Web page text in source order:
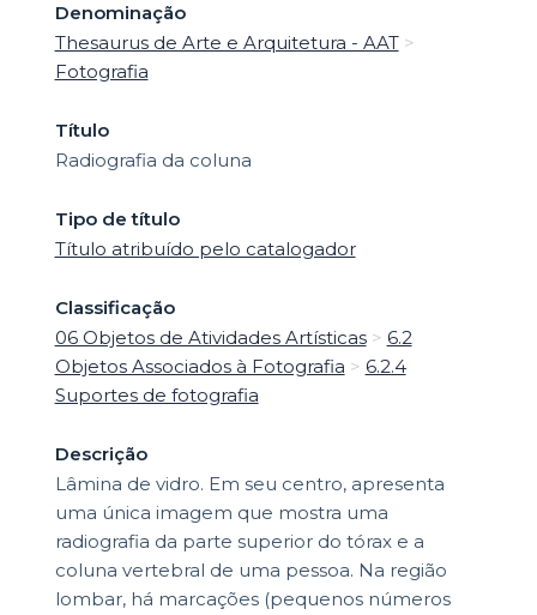
Denominação
Thesaurus de Arte e Arquitetura - AAT>
Fotografia
Título
Radiografia da coluna
Tipo de título
Título atribuído pelo catalogador
Classificação
06 Objetos de Atividades Artísticas> 6.2
Objetos Associados à Fotografia > 6.2.4
Suportes de fotografia
Descrição
Lâmina de vidro. Em seu centro, apresenta
uma única imagem que mostra uma
radiografia da parte superior do tórax e a
coluna vertebral de uma pessoa. Na região
lombar, há marcações (pequenos números